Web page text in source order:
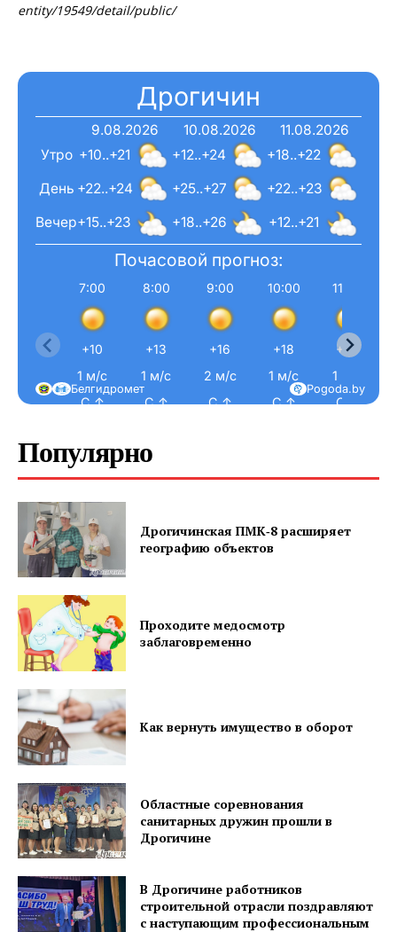
"Драгічынскі Веснік"
entity/19549/detail/public/
Дрогичин
9.08.2026
+10..+21
+22..+24
+15..+23
10.08.2026
+12..+24
+25..+27
+18..+26
11.08.2026
+18..+22
+22..+23
+12..+21
Вечер
День
Утро
Почасовой прогноз:
7:00
+10
1 м/с
С ↑
8:00
+13
1 м/с
С ↑
9:00
+16
2 м/с
С ↑
10:00
+18
1 м/с
С ↑
11:00
+20
1 м/с
С ↑
Pogoda.by
Белгидромет
Популярно
Дрогичинская ПМК‑8 расширяет
географию объектов
Проходите медосмотр
заблаговременно
Как вернуть имущество в оборот
Областные соревнования
санитарных дружин прошли в
Дрогичине
В Дрогичине работников
строительной отрасли поздравляют
с наступающим профессиональным